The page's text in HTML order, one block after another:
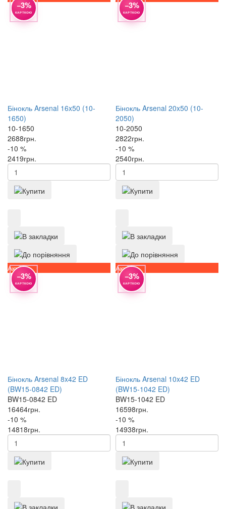
−3%
КАРТКОЮ
Бінокль Arsenal 16x50 (10-
1650)
10-1650
2688грн.
-10 %
2419грн.
−3%
КАРТКОЮ
Бінокль Arsenal 20x50 (10-
2050)
10-2050
2822грн.
-10 %
2540грн.
Акція
−3%
КАРТКОЮ
Бінокль Arsenal 8x42 ED
(BW15-0842 ED)
BW15-0842 ED
16464грн.
-10 %
14818грн.
Акція
−3%
КАРТКОЮ
Бінокль Arsenal 10x42 ED
(BW15-1042 ED)
BW15-1042 ED
16598грн.
-10 %
14938грн.